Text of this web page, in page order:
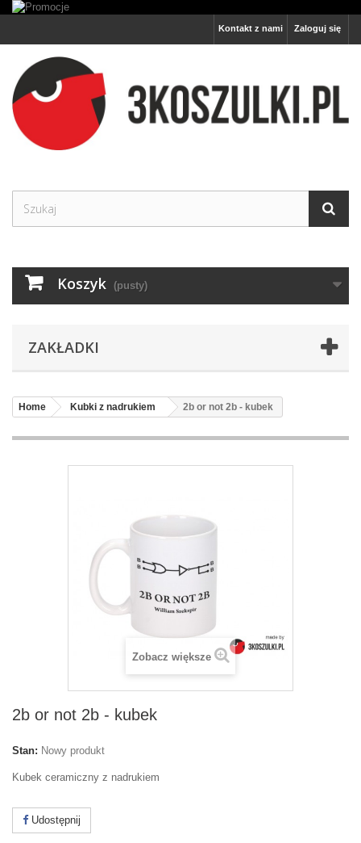
Zaloguj się
Kontakt z nami
Koszyk (pusty)
ZAKŁADKI
Home Kubki z nadrukiem 2b or not 2b - kubek
Zobacz większe
2b or not 2b - kubek
Stan: Nowy produkt
Kubek ceramiczny z nadrukiem
Udostępnij